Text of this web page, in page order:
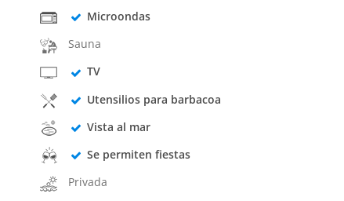
Microondas
Sauna
TV
Utensilios para barbacoa
Vista al mar
Se permiten fiestas
Privada